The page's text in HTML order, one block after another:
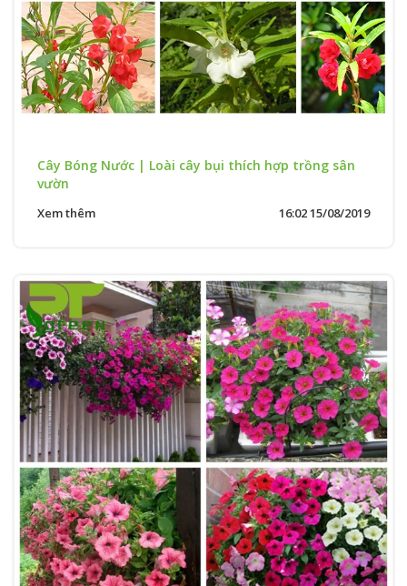
Cây Bóng Nước | Loài cây bụi thích hợp trồng sân
vườn
Xem thêm 16:02 15/08/2019